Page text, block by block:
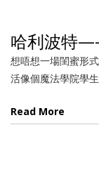
哈利波特
想唔想一場閨蜜形
活像個魔法學院學生
Read More